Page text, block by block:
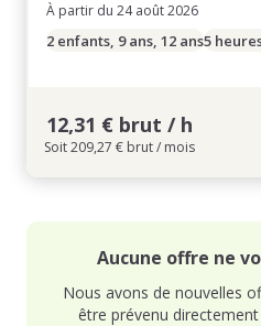
À partir du 24 août 2026
2 enfants, 9 ans, 12 ans5
12,31 € brut / h
Soit 209,27 € brut / mois
Aucune offre ne
Nous avons de nouvelles
être prévenu